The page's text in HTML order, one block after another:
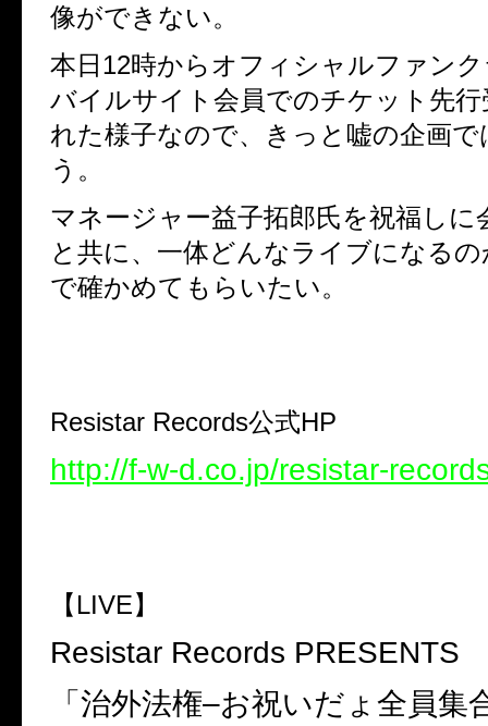
像ができない。
本日12時からオフィシャルファン
バイルサイト会員でのチケット先
れた様子なので、きっと嘘の企画
う。
マネージャー益子拓郎氏を祝福しに
と共に、一体どんなライブになる
で確かめてもらいたい。
Resistar Records公式HP
http://f-w-d.co.jp/resistar-
【LIVE】
Resistar Records PRESENTS
「治外法権–お祝いだょ全員集